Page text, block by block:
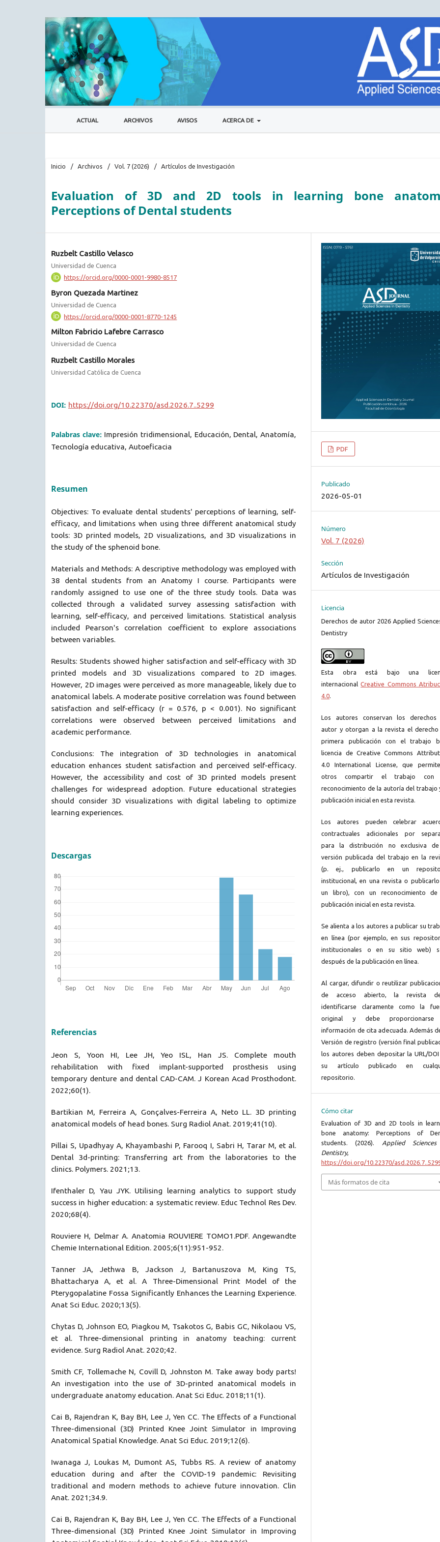
ACTUAL ARCHIVOS AVISOS ACERCA DE
Inicio / Archivos / Vol. 7 (2026) / Artículos de Investigación
Evaluation of 3D and 2D tools in learning bone
Perceptions of Dental students
Ruzbelt Castillo Velasco
Universidad de Cuenca
https://orcid.org/0000-0001-9980-8517
Byron Quezada Martinez
Universidad de Cuenca
https://orcid.org/0000-0001-8770-1245
Milton Fabricio Lafebre Carrasco
Universidad de Cuenca
Ruzbelt Castillo Morales
Universidad Católica de Cuenca
DOI: https://doi.org/10.22370/asd.2026.7..5299
Palabras clave: Impresión tridimensional, Educación, Dental, Anatomía,
Tecnología educativa, Autoeficacia
Resumen
Objectives: To evaluate dental students' perceptions of learning, self-
efficacy, and limitations when using three different anatomical study
tools: 3D printed models, 2D visualizations, and 3D visualizations in
the study of the sphenoid bone.
Materials and Methods: A descriptive methodology was employed with
38 dental students from an Anatomy I course. Participants were
randomly assigned to use one of the three study tools. Data was
collected through a validated survey assessing satisfaction with
learning, self-efficacy, and perceived limitations. Statistical analysis
included Pearson's correlation coefficient to explore associations
between variables.
Results: Students showed higher satisfaction and self-efficacy with 3D
printed models and 3D visualizations compared to 2D images.
However, 2D images were perceived as more manageable, likely due to
anatomical labels. A moderate positive correlation was found between
satisfaction and self-efficacy (r = 0.576, p < 0.001). No significant
correlations were observed between perceived limitations and
academic performance.
Conclusions: The integration of 3D technologies in anatomical
education enhances student satisfaction and perceived self-efficacy.
However, the accessibility and cost of 3D printed models present
challenges for widespread adoption. Future educational strategies
should consider 3D visualizations with digital labeling to optimize
learning experiences.
Descargas
Referencias
Jeon S, Yoon HI, Lee JH, Yeo ISL, Han JS. Complete mouth
rehabilitation with fixed implant-supported prosthesis using
temporary denture and dental CAD-CAM. J Korean Acad Prosthodont.
2022;60(1).
Bartikian M, Ferreira A, Gonçalves-Ferreira A, Neto LL. 3D printing
anatomical models of head bones. Surg Radiol Anat. 2019;41(10).
Pillai S, Upadhyay A, Khayambashi P, Farooq I, Sabri H, Tarar M, et al.
Dental 3d-printing: Transferring art from the laboratories to the
clinics. Polymers. 2021;13.
Ifenthaler D, Yau JYK. Utilising learning analytics to support study
success in higher education: a systematic review. Educ Technol Res Dev.
2020;68(4).
Rouviere H, Delmar A. Anatomia ROUVIERE TOMO1.PDF. Angewandte
Chemie International Edition. 2005;6(11):951-952.
Tanner JA, Jethwa B, Jackson J, Bartanuszova M, King TS,
Bhattacharya A, et al. A Three-Dimensional Print Model of the
Pterygopalatine Fossa Significantly Enhances the Learning Experience.
Anat Sci Educ. 2020;13(5).
Chytas D, Johnson EO, Piagkou M, Tsakotos G, Babis GC, Nikolaou VS,
et al. Three-dimensional printing in anatomy teaching: current
evidence. Surg Radiol Anat. 2020;42.
Smith CF, Tollemache N, Covill D, Johnston M. Take away body parts!
An investigation into the use of 3D-printed anatomical models in
undergraduate anatomy education. Anat Sci Educ. 2018;11(1).
Cai B, Rajendran K, Bay BH, Lee J, Yen CC. The Effects of a Functional
Three-dimensional (3D) Printed Knee Joint Simulator in Improving
Anatomical Spatial Knowledge. Anat Sci Educ. 2019;12(6).
Iwanaga J, Loukas M, Dumont AS, Tubbs RS. A review of anatomy
education during and after the COVID-19 pandemic: Revisiting
traditional and modern methods to achieve future innovation. Clin
Anat. 2021;34.9.
Cai B, Rajendran K, Bay BH, Lee J, Yen CC. The Effects of a Functional
Three-dimensional (3D) Printed Knee Joint Simulator in Improving
PDF
Publicado
2026-05-01
Número
Vol. 7 (2026)
Sección
Artículos de Investigación
Licencia
Derechos de autor 2026 Applied
Dentistry
Esta obra está bajo una
internacionalCreative Commons
4.0
Los autores conservan los derechos
autor y otorgan a la revista el
primera publicación con el trabajo
licencia de Creative Commons
4.0 International License, que
otros compartir el trabajo con
reconocimiento de la autoría del trabajo
publicación inicial en esta revista.
Los autores pueden celebrar
contractuales adicionales por
para la distribución no exclusiva
versión publicada del trabajo en la
(p. ej., publicarlo en un
institucional, en una revista o
un libro), con un reconocimiento de
publicación inicial en esta revista.
Se alienta a los autores a publicar su
en línea (por ejemplo, en sus
institucionales o en su sitio web)
después de la publicación en línea.
Al cargar, difundir o reutilizar
de acceso abierto, la revista
identificarse claramente como la
original y debe
información de cita adecuada. Además
Versión de registro (versión final
los autores deben depositar la URL/
su artículo publicado en
repositorio.
Cómo citar
Evaluation of 3D and 2D tools in
bone anatomy: Perceptions of
students. (2026).
Applied
Dentistry
https://doi.org/10.22370/
Más formatos de cita